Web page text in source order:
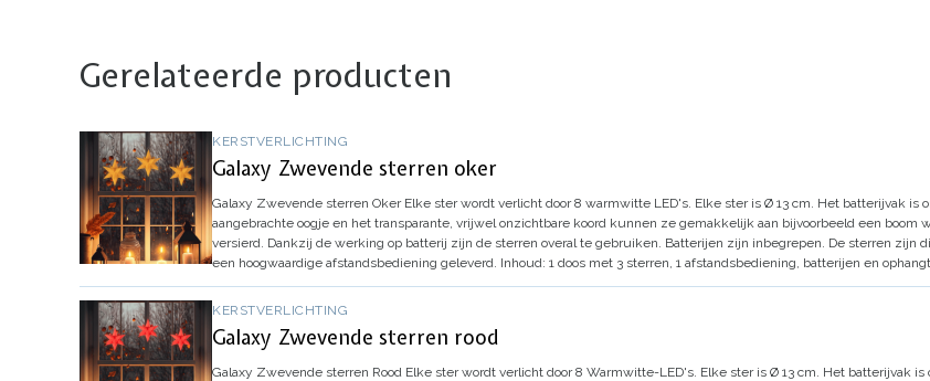
Gerelateerde producten
KERSTVERLICHTING
Galaxy Zwevende sterren oker
Galaxy Zwevende sterren Oker Elke ster wordt verlicht door 8 warmwitte LED's. Elke ster is Ø 13 cm. Het batterijvak is
aangebrachte oogje en het transparante, vrijwel onzichtbare koord kunnen ze gemakkelijk aan bijvoorbeeld een boom
versierd. Dankzij de werking op batterij zijn de sterren overal te gebruiken. Batterijen zijn inbegrepen. De sterren zijn
een hoogwaardige afstandsbediening geleverd. Inhoud: 1 doos met 3 sterren, 1 afstandsbediening, batterijen en
KERSTVERLICHTING
Galaxy Zwevende sterren rood
Galaxy Zwevende sterren Rood Elke ster wordt verlicht door 8 Warmwitte-LED's. Elke ster is Ø 13 cm. Het batterijvak is